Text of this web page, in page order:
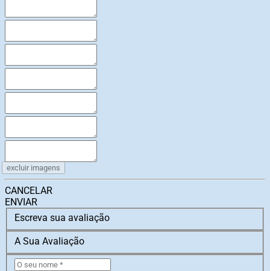
excluir imagens
CANCELAR
ENVIAR
Escreva sua avaliação
A Sua Avaliação